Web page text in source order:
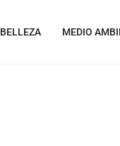
BELLEZA MEDIO